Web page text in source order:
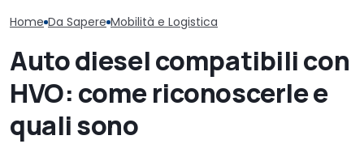
Home Da Sapere Mobilità e Logistica
Auto diesel compatibili con
HVO: come riconoscerle e
quali sono